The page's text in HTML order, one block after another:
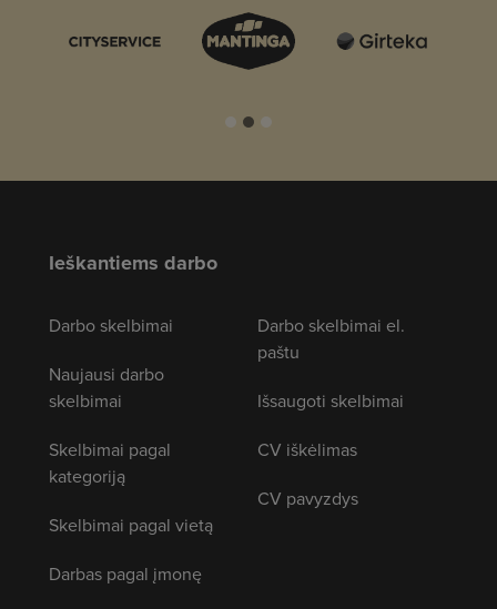
Ieškantiems darbo
Darbo skelbimai
Naujausi darbo
skelbimai
Skelbimai pagal
kategoriją
Skelbimai pagal vietą
Darbas pagal įmonę
Darbo skelbimai el.
paštu
Išsaugoti skelbimai
CV iškėlimas
CV pavyzdys